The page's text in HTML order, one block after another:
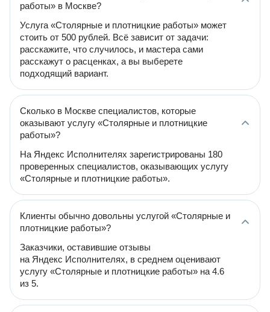
работы» в Москве?
Услуга «Столярные и плотницкие работы» может
стоить от 500 рублей. Всё зависит от задачи:
расскажите, что случилось, и мастера сами
расскажут о расценках, а вы выберете
подходящий вариант.
Сколько в Москве специалистов, которые
оказывают услугу «Столярные и плотницкие
работы»?
На Яндекс Исполнителях зарегистрированы 180
проверенных специалистов, оказывающих услугу
«Столярные и плотницкие работы».
Клиенты обычно довольны услугой «Столярные и
плотницкие работы»?
Заказчики, оставившие отзывы
на Яндекс Исполнителях, в среднем оценивают
услугу «Столярные и плотницкие работы» на 4.6
из 5.